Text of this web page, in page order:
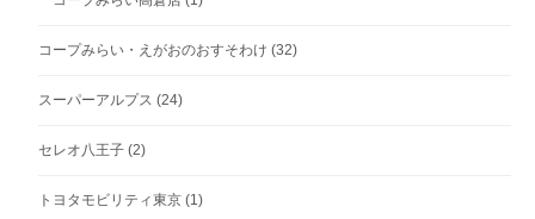
コープみらい・えがおのおすそわけ (32)
スーパーアルプス (24)
セレオ八王子 (2)
トヨタモビリティ東京 (1)